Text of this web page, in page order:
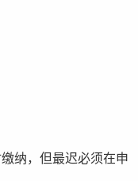
纳，但最迟必须在申